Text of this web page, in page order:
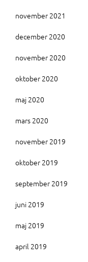
november 2021
december 2020
november 2020
oktober 2020
maj 2020
mars 2020
november 2019
oktober 2019
september 2019
juni 2019
maj 2019
april 2019